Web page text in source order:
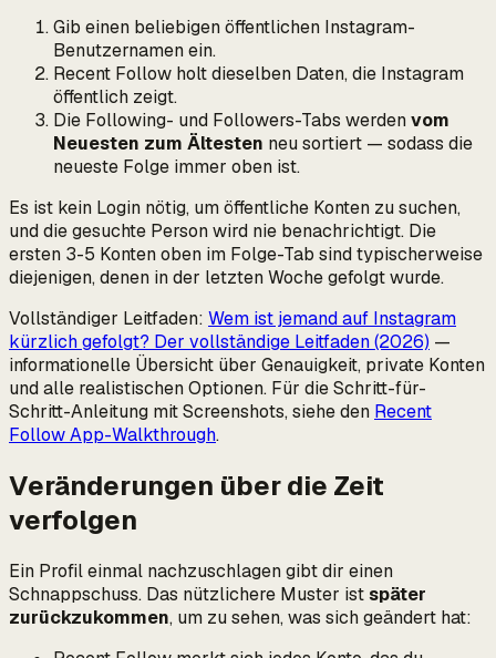
Gib einen beliebigen öffentlichen Instagram-
Benutzernamen ein.
Recent Follow holt dieselben Daten, die Instagram
öffentlich zeigt.
Die Following- und Followers-Tabs werdenvom
Neuesten zum Ältesten neu sortiert — sodass die
neueste Folge immer oben ist.
Es ist kein Login nötig, um öffentliche Konten zu suchen,
und die gesuchte Person wird nie benachrichtigt. Die
ersten 3-5 Konten oben im Folge-Tab sind typischerweise
diejenigen, denen in der letzten Woche gefolgt wurde.
Vollständiger Leitfaden: Wem ist jemand auf Instagram
kürzlich gefolgt? Der vollständige Leitfaden (2026) —
informationelle Übersicht über Genauigkeit, private Konten
und alle realistischen Optionen. Für die Schritt-für-
Schritt-Anleitung mit Screenshots, siehe den Recent
Follow App-Walkthrough.
Veränderungen über die Zeit
verfolgen
Ein Profil einmal nachzuschlagen gibt dir einen
Schnappschuss. Das nützlichere Muster istspäter
zurückzukommen, um zu sehen, was sich geändert hat: